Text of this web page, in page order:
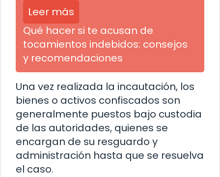
Leer más
Qué hacer si te acusan de
tocamientos indebidos: consejos
y recomendaciones
Una vez realizada la incautación, los
bienes o activos confiscados son
generalmente puestos bajo custodia
de las autoridades, quienes se
encargan de su resguardo y
administración hasta que se resuelva
el caso.